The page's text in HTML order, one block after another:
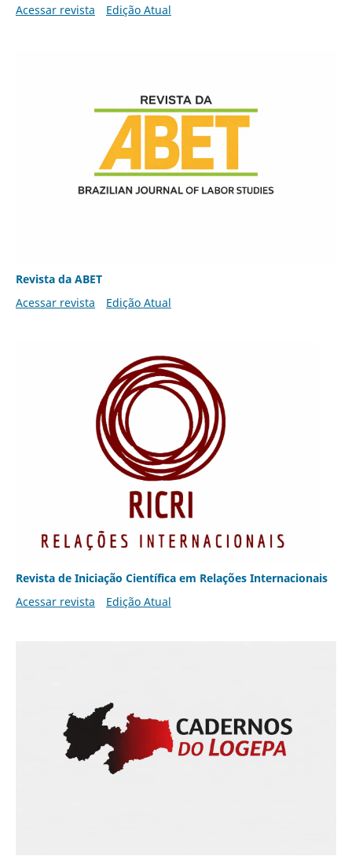
Acessar revista Edição Atual
Revista da ABET
Acessar revista
Edição Atual
Revista de Iniciação Científica em Relações Internacionais
Acessar revista
Edição Atual